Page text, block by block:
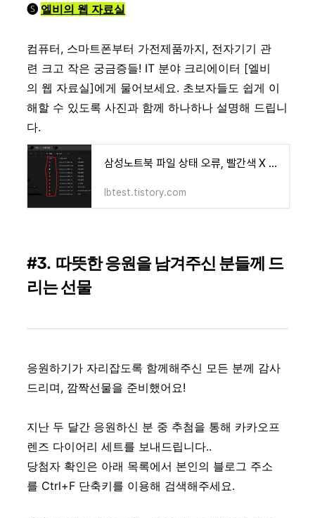
🅢 엘비의 웹 자료실
컴퓨터, 스마트폰부터 가전제품까지, 전자기기 관
련 크고 작은 궁금증들! IT 분야 크리에이터 [엘비
의 웹 자료실]에게 물어보세요. 초보자들도 쉽게 이
해할 수 있도록 사진과 함께 하나하나 설명해 드립니
다.
삼성노트북 파일 상태 오류, 빨간색 X 표시 해결 방법
lbtest.tistory.com
#3. 따뜻한 응원을 남겨주신 분들께 드
리는 선물
응원하기가 자리잡도록 함께해주신 모든 분께 감사
드리며, 깜짝선물을 준비했어요!
지난 두 달간 응원하신 분 중 추첨을 통해 카카오프
렌즈 다이어리 세트를 보내드립니다..
당첨자 확인은 아래 목록에서 본인의 블로그 주소
를 Ctrl+F 단축키를 이용해 검색해주세요.